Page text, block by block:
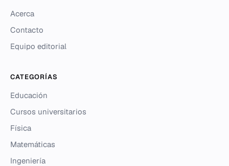
Acerca
Contacto
Equipo editorial
CATEGORÍAS
Educación
Cursos universitarios
Física
Matemáticas
Ingeniería